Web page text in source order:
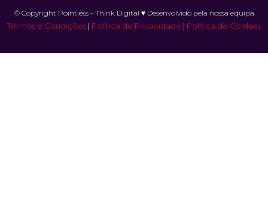
© Copyright Pointless - Think Digital ♥ Desenvolvido pela nossa equipa
Termos e Condições | Política de Privacidade | Política de Cookies